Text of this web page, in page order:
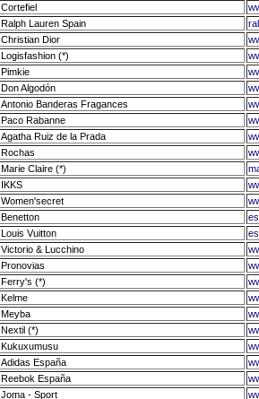
Cortefiel
Ralph Lauren Spain
Christian Dior
Logisfashion (*)
Pimkie
Don Algodón
Antonio Banderas Fragances
Paco Rabanne
Agatha Ruiz de la Prada
Rochas
Marie Claire (*)
IKKS
Women'secret
Benetton
Louis Vuitton
Victorio & Lucchino
Pronovias
Ferry's (*)
Kelme
Meyba
Nextil (*)
Kukuxumusu
Adidas España
Reebok España
Joma - Sport